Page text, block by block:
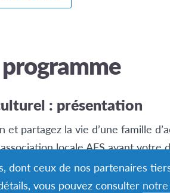
: présentation
partagez la vie d’une famille
locale AFS avant votre
de suivi et des activités
dont ceux de nos partenaires
vous pouvez consulter